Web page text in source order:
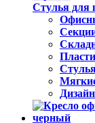
Стулья для